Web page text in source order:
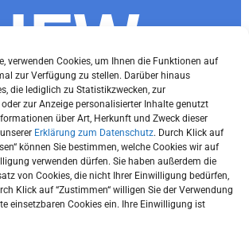
verwenden Cookies, um Ihnen die Funktionen auf
zur Verfügung zu stellen. Darüber hinaus
die lediglich zu Statistikzwecken, zur
zur Anzeige personalisierter Inhalte genutzt
über Art, Herkunft und Zweck dieser
Erklärung zum Datenschutz. Durch Klick auf
können Sie bestimmen, welche Cookies wir auf
verwenden dürfen. Sie haben außerdem die
von Cookies, die nicht Ihrer Einwilligung bedürfen,
Klick auf “Zustimmen“ willigen Sie der Verwendung
einsetzbaren Cookies ein. Ihre Einwilligung ist
die neuesten Tipps und
ums Thema Finanzen und
in München gerade los ist?